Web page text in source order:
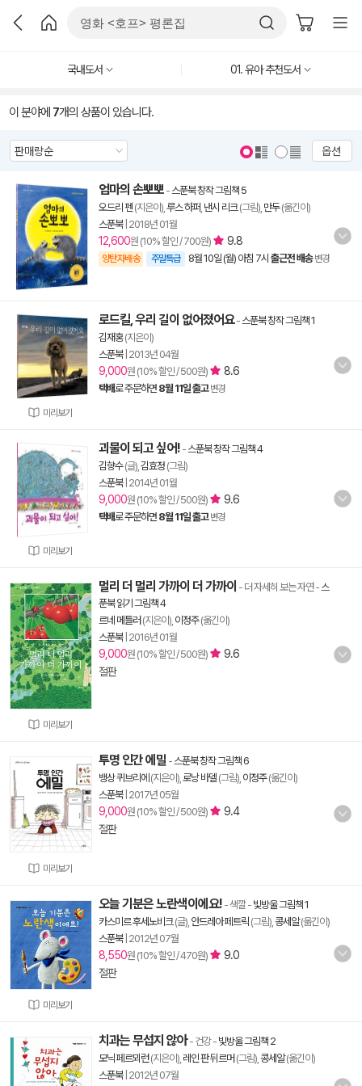
국내도서 01. 유아 추천도서
이 분야에 7개의 상품이 있습니다.
옵션
엄마의 손뽀뽀 -스푼북 창작 그림책 5
오드리 펜 (지은이), 루스 하퍼 낸시 리크(그림), 만두(옮긴이)
스푼북| 2018년 01월
12,600원 (10% 할인 / 700원) 9.8
양탄자배송 주말특급 8월 10일 (월) 아침 7시 출근전 배송 변경
미리보기
로드킬, 우리 길이 없어졌어요-스푼북 창작 그림책 1
김재홍(지은이)
스푼북| 2013년 04월
9,000원 (10% 할인 / 500원) 8.6
택배로 주문하면 8월 11일 출고 변경
미리보기
괴물이 되고 싶어! -스푼북 창작 그림책 4
김향수(글), 김효정 (그림)
스푼북| 2014년 01월
9,000원 (10% 할인 / 500원) 9.6
택배로 주문하면 8월 11일 출고 변경
미리보기
멀리 더 멀리 가까이 더 가까이 - 더 자세히 보는 자연-스
푼북 읽기 그림책 4
르네 메틀러 (지은이), 이정주(옮긴이)
스푼북| 2016년 01월
9,000원 (10% 할인 / 500원)
9.6
절판
미리보기
투명 인간 에밀 -스푼북 창작 그림책 6
뱅상 퀴브리에 (지은이), 로낭 바델 (그림), 이정주(옮긴이)
스푼북| 2017년 05월
9,000원 (10% 할인 / 500원)
9.4
절판
미리보기
오늘 기분은 노란색이에요! - 색깔- 빛방울 그림책 1
카스미르 후세노비크(글), 안드레아 페트릭 (그림), 콩세알(옮긴이)
스푼북| 2012년 07월
8,550원 (10% 할인 / 470원)
9.0
절판
치과는 무섭지 않아- 건강- 빛방울 그림책 2
모닉 페르뫼런(지은이), 레인 판 뒤르머 (그림), 콩세알(옮긴이)
스푼북| 2012년 07월